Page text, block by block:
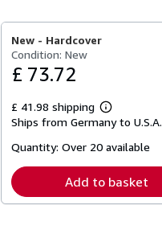
New - Hardcover
Condition: New
£ 73.72
£ 41.98 shipping
Learn
more
shipping
Ships from Germany to U.S.A.
Quantity:Over 20 available
Add to basket